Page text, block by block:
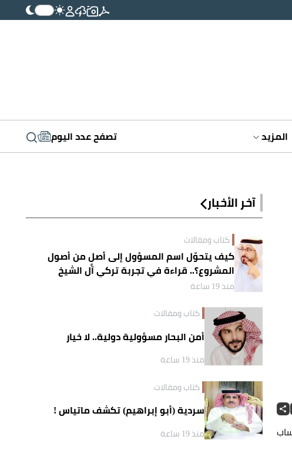
المزيد تصفح عدد اليوم
آخر الأخبار
كتاب ومقالات
كيف يتحوّل اسم المسؤول إلى أصلٍ من أصول
المشروع؟.. قراءة في تجربة تركي آل الشيخ
واقتصاد الانتباه
منذ 19 ساعة
كتاب ومقالات
أمن البحار مسؤولية دولية.. لا خيار
منذ 19 ساعة
كتاب ومقالات
سردية (أبو إبراهيم) تكشف ماتياس !
منذ 19 ساعة